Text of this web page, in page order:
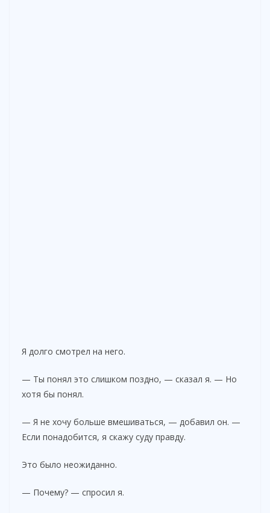
Я долго смотрел на него.
— Ты понял это слишком поздно, — сказал я. — Но
хотя бы понял.
— Я не хочу больше вмешиваться, — добавил он. —
Если понадобится, я скажу суду правду.
Это было неожиданно.
— Почему? — спросил я.